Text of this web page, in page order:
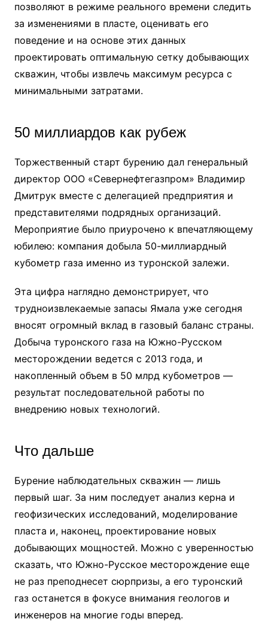
позволяют в режиме реального времени следить
за изменениями в пласте, оценивать его
поведение и на основе этих данных
проектировать оптимальную сетку добывающих
скважин, чтобы извлечь максимум ресурса с
минимальными затратами.
50 миллиардов как рубеж
Торжественный старт бурению дал генеральный
директор ООО «Севернефтегазпром» Владимир
Дмитрук вместе с делегацией предприятия и
представителями подрядных организаций.
Мероприятие было приурочено к впечатляющему
юбилею: компания добыла 50-миллиардный
кубометр газа именно из туронской залежи.
Эта цифра наглядно демонстрирует, что
трудноизвлекаемые запасы Ямала уже сегодня
вносят огромный вклад в газовый баланс страны.
Добыча туронского газа на Южно-Русском
месторождении ведется с 2013 года, и
накопленный объем в 50 млрд кубометров —
результат последовательной работы по
внедрению новых технологий.
Что дальше
Бурение наблюдательных скважин — лишь
первый шаг. За ним последует анализ керна и
геофизических исследований, моделирование
пласта и, наконец, проектирование новых
добывающих мощностей. Можно с уверенностью
сказать, что Южно-Русское месторождение еще
не раз преподнесет сюрпризы, а его туронский
газ останется в фокусе внимания геологов и
инженеров на многие годы вперед.